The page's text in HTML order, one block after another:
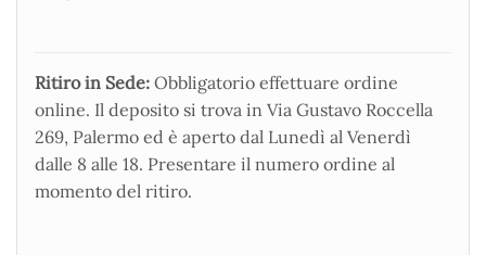
Ritiro in Sede: Obbligatorio effettuare ordine
online. Il deposito si trova in Via Gustavo Roccella
269, Palermo ed è aperto dal Lunedì al Venerdì
dalle 8 alle 18. Presentare il numero ordine al
momento del ritiro.